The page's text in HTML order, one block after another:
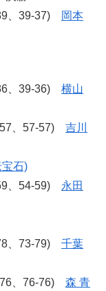
、39-37)
岡本
、39-36) 横山
、57-57) 吉川
石)
、54-59) 永田
、73-79) 千葉
、76-76) 森 青